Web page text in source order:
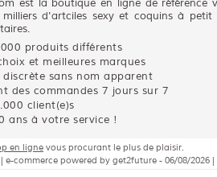
est la boutique en ligne de référence
d'artciles sexy et coquins à petit
produits différents
et meilleures marques
discrète sans nom apparent
des commandes 7 jours sur 7
client(e)s
ans à votre service !
en ligne vous procurant le plus de plaisir.
commerce powered by get2future - 06/08/2026 |